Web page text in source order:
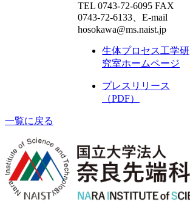
TEL 0743-72-6095 FAX
0743-72-6133、E-mail
hosokawa@ms.naist.jp
生体プロセス工学研
究室ホームページ
プレスリリース
（PDF）
一覧に戻る